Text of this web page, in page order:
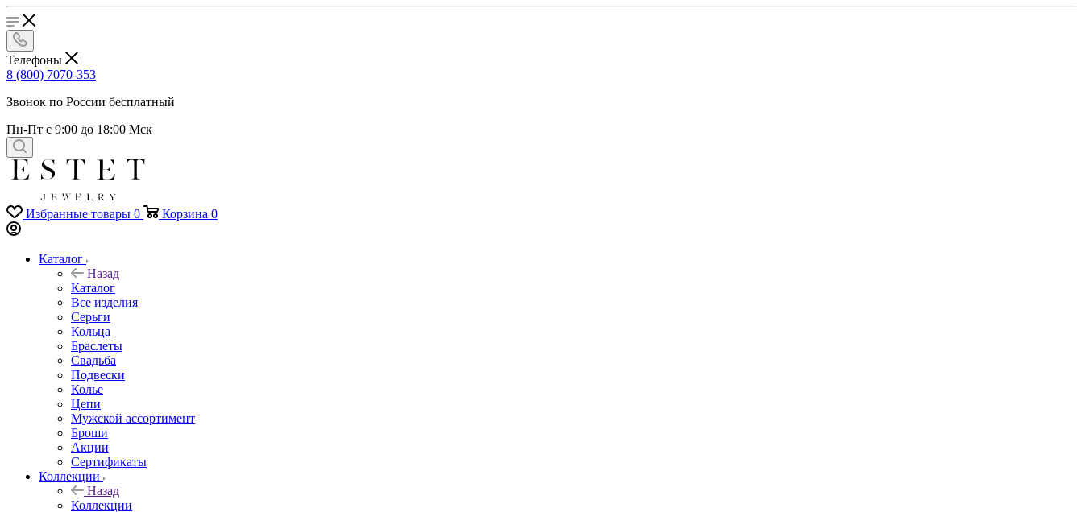
Телефоны
8 (800) 7070-353
Звонок по России бесплатный
Пн-Пт с 9:00 до 18:00 Мск
Избранные товары 0 Корзина 0
Каталог
Назад
Каталог
Все изделия
Серьги
Кольца
Браслеты
Свадьба
Подвески
Колье
Цепи
Мужской ассортимент
Броши
Акции
Сертификаты
Коллекции
Назад
Коллекции